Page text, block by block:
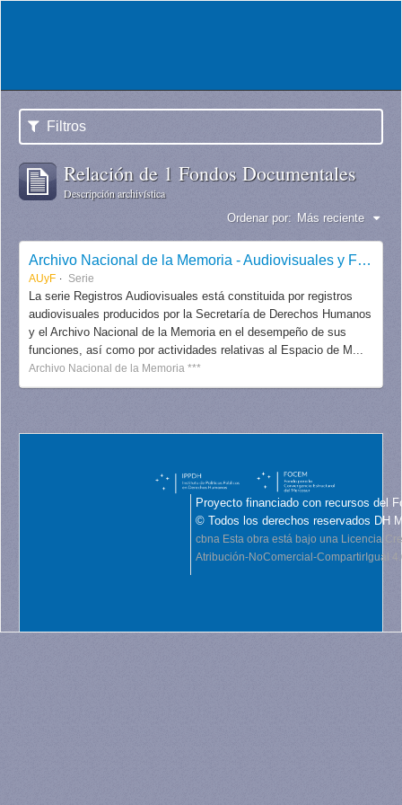
Filtros
Relación de 1 Fondos Documentales
Descripción archivística
Ordenar por: Más reciente
Archivo Nacional de la Memoria - Audiovisuales y Fotografías
AUyF Serie
La serie Registros Audiovisuales está constituida por registros
audiovisuales producidos por la Secretaría de Derechos Humanos
y el Archivo Nacional de la Memoria en el desempeño de sus
funciones, así como por actividades relativas al Espacio de M...
Archivo Nacional de la Memoria ***
Proyecto financiado con recursos del
© Todos los derechos reservados DH
cbna Esta obra está bajo una Licencia
Atribución-NoComercial-CompartirIgual